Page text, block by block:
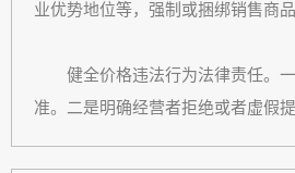
业优势地位等，强制或捆绑销售商
健全价格违法行为法律责任。一
准。二是明确经营者拒绝或者虚假